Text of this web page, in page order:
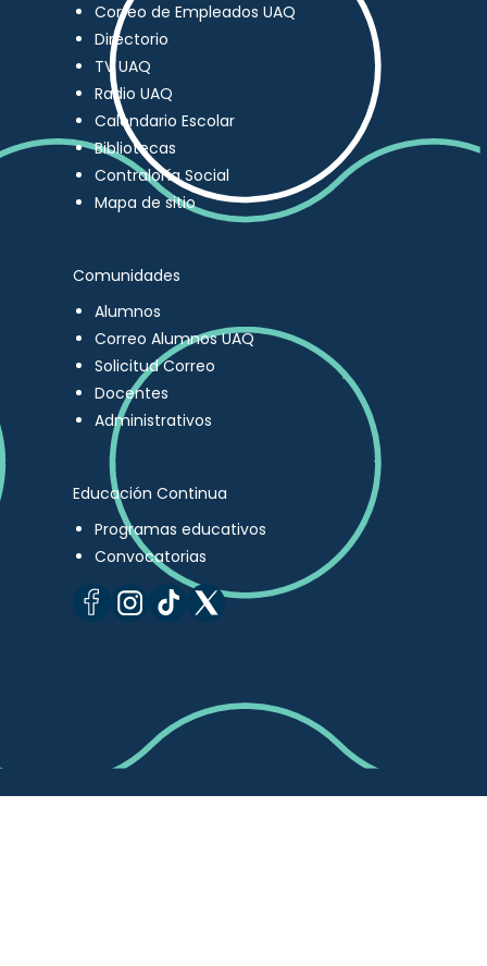
Correo de Empleados UAQ
Directorio
TV UAQ
Radio UAQ
Calendario Escolar
Bibliotecas
Contraloría Social
Mapa de sitio
Comunidades
Alumnos
Correo Alumnos UAQ
Solicitud Correo
Docentes
Administrativos
Educación Continua
Programas educativos
Convocatorias